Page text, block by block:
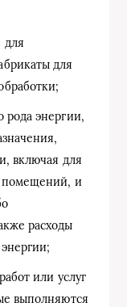
для
для
рода энергии,
включая для
помещений, и
расходы
или услуг
выполняются